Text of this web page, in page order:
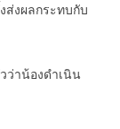
ส่งผลกระทบกับ
ว่าน้องดำเนิน